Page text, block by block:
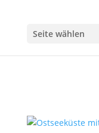
Seite wählen